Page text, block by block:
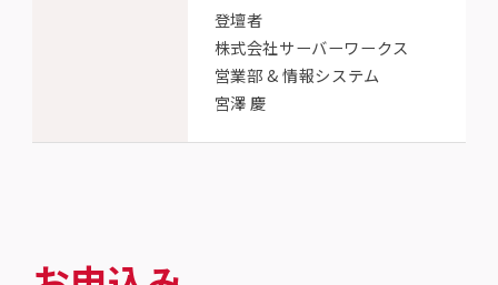
登壇者
株式会社サーバーワークス
営業部 & 情報システム
宮澤 慶